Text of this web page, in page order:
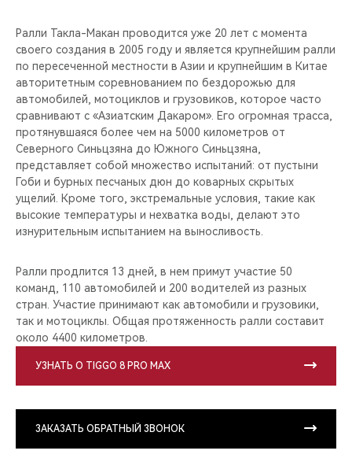
Ралли Такла-Макан проводится уже 20 лет с момента
своего создания в 2005 году и является крупнейшим ралли
по пересеченной местности в Азии и крупнейшим в Китае
авторитетным соревнованием по бездорожью для
автомобилей, мотоциклов и грузовиков, которое часто
сравнивают с «Азиатским Дакаром». Его огромная трасса,
протянувшаяся более чем на 5000 километров от
Северного Синьцзяна до Южного Синьцзяна,
представляет собой множество испытаний: от пустыни
Гоби и бурных песчаных дюн до коварных скрытых
ущелий. Кроме того, экстремальные условия, такие как
высокие температуры и нехватка воды, делают это
изнурительным испытанием на выносливость.
Ралли продлится 13 дней, в нем примут участие 50
команд, 110 автомобилей и 200 водителей из разных
стран. Участие принимают как автомобили и грузовики,
так и мотоциклы. Общая протяженность ралли составит
около 4400 километров.
УЗНАТЬ О TIGGO 8 PRO MAX
ЗАКАЗАТЬ ОБРАТНЫЙ ЗВОНОК